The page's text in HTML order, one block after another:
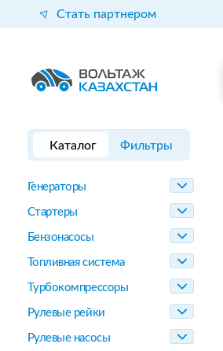
Стать партнером
Каталог Фильтры
Генераторы
Стартеры
Бензонасосы
Топливная система
Турбокомпрессоры
Рулевые рейки
Рулевые насосы